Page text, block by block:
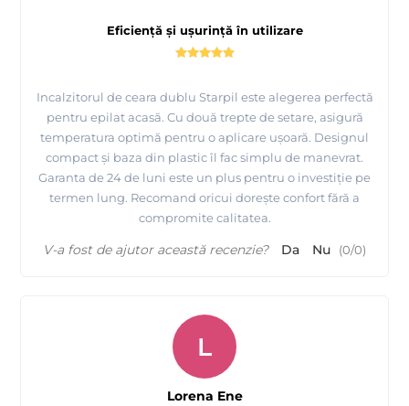
Eficiență și ușurință în utilizare
Incalzitorul de ceara dublu Starpil este alegerea perfectă
pentru epilat acasă. Cu două trepte de setare, asigură
temperatura optimă pentru o aplicare ușoară. Designul
compact și baza din plastic îl fac simplu de manevrat.
Garanta de 24 de luni este un plus pentru o investiție pe
termen lung. Recomand oricui dorește confort fără a
compromite calitatea.
V-a fost de ajutor această recenzie? Da Nu (0/0)
L
Lorena Ene